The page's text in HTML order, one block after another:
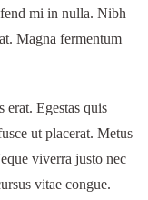
mi in nulla. Nibh
Magna fermentum
erat. Egestas quis
ut placerat. Metus
viverra justo nec
vitae congue.